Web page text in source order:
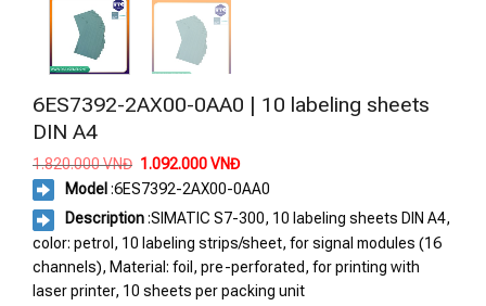
6ES7392-2AX00-0AA0 | 10 labeling sheets
DIN A4
1.820.000VNĐ Giá
là:
1.820.000 VNĐ.
1.092.000VNĐGiá
tại
là:
1.092.000 VNĐ.
Model :6ES7392-2AX00-0AA0
Description:SIMATIC S7-300, 10 labeling sheets DIN A4,
color: petrol, 10 labeling strips/sheet, for signal modules (16
channels), Material: foil, pre-perforated, for printing with
laser printer, 10 sheets per packing unit